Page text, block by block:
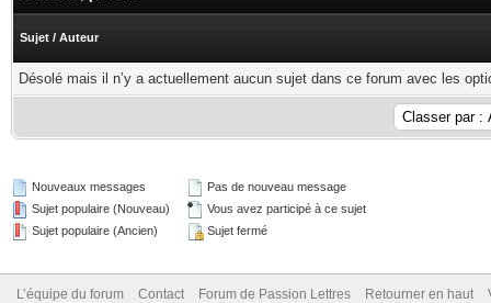
Sujet / Auteur
Désolé mais il n’y a actuellement aucun sujet dans ce forum avec les
Nouveaux messages
Sujet populaire (Nouveau)
Sujet populaire (Ancien)
Pas de nouveau message
Vous avez participé à ce sujet
Sujet fermé
L’équipe du forum Contact Forum de Passion Lettres Retourner en haut